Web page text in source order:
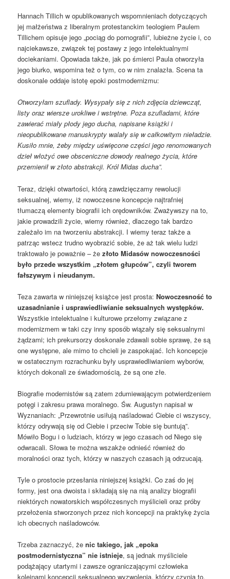
Hannach Tillich w opublikowanych wspomnieniach dotyczących
jej małżeństwa z liberalnym protestanckim teologiem Paulem
Tillichem opisuje jego „pociąg do pornografii”, lubieżne życie i, co
najciekawsze, związek tej postawy z jego intelektualnymi
dociekaniami. Opowiada także, jak po śmierci Paula otworzyła
jego biurko, wspomina też o tym, co w nim znalazła. Scena ta
doskonale oddaje istotę epoki postmodernizmu:
Otworzyłam szuflady. Wysypały się z nich zdjęcia dziewcząt,
listy oraz wiersze urokliwe i wstrętne. Poza szufladami, które
zawierać miały płody jego ducha, napisane książki i
nieopublikowane manuskrypty walały się w całkowitym nieładzie.
Kusiło mnie, żeby między uświęcone części jego renomowanych
dzieł włożyć owe obsceniczne dowody realnego życia, które
przemienił w złoto abstrakcji. Król Midas ducha”.
Teraz, dzięki otwartości, którą zawdzięczamy rewolucji
seksualnej, wiemy, iż nowoczesne koncepcje najtrafniej
tłumaczą elementy biografii ich orędowników. Zważywszy na to,
jakie prowadzili życie, wiemy również, dlaczego tak bardzo
zależało im na tworzeniu abstrakcji. I wiemy teraz także a
patrząc wstecz trudno wyobrazić sobie, że aż tak wielu ludzi
traktowało je poważnie – żezłoto Midasów nowoczesności
było przede wszystkim „złotem głupców”, czyli tworem
fałszywym i nieudanym.
Teza zawarta w niniejszej książce jest prosta:Nowoczesność to
uzasadnianie i usprawiedliwianie seksualnych występków.
Wszystkie intelektualne i kulturowe przełomy związane z
modernizmem w taki czy inny sposób wiązały się seksualnymi
żądzami; ich prekursorzy doskonale zdawali sobie sprawę, że są
one występne, ale mimo to chcieli je zaspokajać. Ich koncepcje
w ostatecznym rozrachunku były usprawiedliwianiem wyborów,
których dokonali ze świadomością, że są one złe.
Biografie modernistów są zatem zdumiewającym potwierdzeniem
potęgi i zakresu prawa moralnego. Św. Augustyn napisał w
Wyznaniach: „Przewrotnie usiłują naśladować Ciebie ci wszyscy,
którzy odrywają się od Ciebie i przeciw Tobie się buntują”.
Mówiło Bogu i o ludziach, którzy w jego czasach od Niego się
odwracali. Słowa te można wszakże odnieść również do
moralności oraz tych, którzy w naszych czasach ją odrzucają.
Tyle o prostocie przesłania niniejszej książki. Co zaś do jej
formy, jest ona dwoista i składają się na nią analizy biografii
niektórych nowatorskich współczesnych myślicieli oraz próby
przełożenia stworzonych przez nich koncepcji na praktykę życia
ich obecnych naśladowców.
Trzeba zaznaczyć, żenic takiego, jak „epoka
postmodernistyczna” nie istnieje, są jednak myśliciele
podążający utartymi i zawsze ograniczającymi człowieka
koleinami koncepcji seksualnego wyzwolenia, którzy czynią to,